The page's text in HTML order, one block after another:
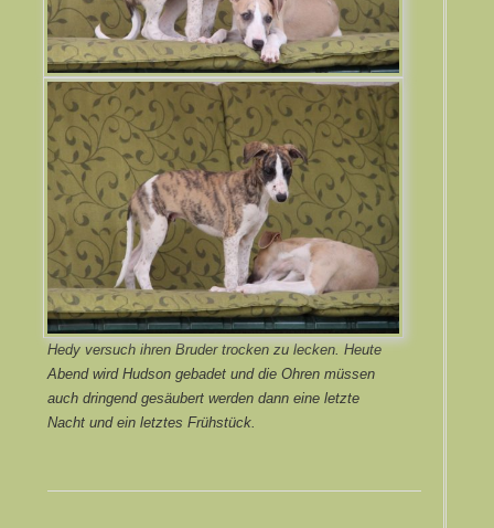
Hedy versuch ihren Bruder trocken zu lecken. Heute
Abend wird Hudson gebadet und die Ohren müssen
auch dringend gesäubert werden dann eine letzte
Nacht und ein letztes Frühstück.